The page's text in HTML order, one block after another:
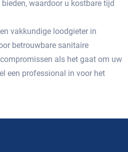
waardoor u kostbare tijd
vakkundige loodgieter in
betrouwbare sanitaire
als het gaat om uw
een professional in voor het